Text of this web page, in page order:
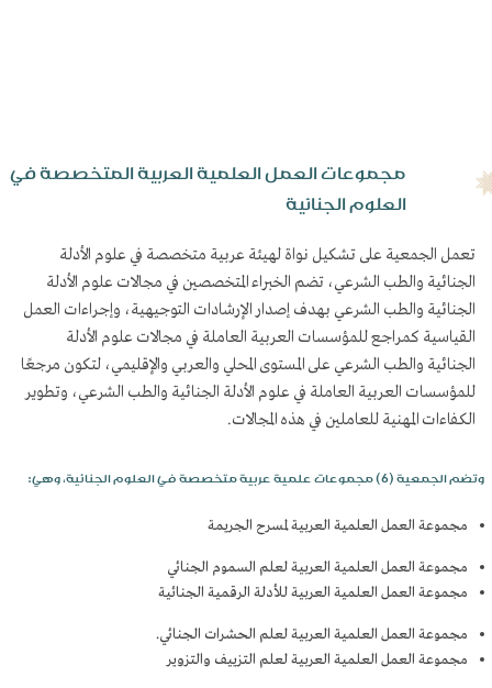
مجموعات العمل العلمية العربية المتخصصة في
العلوم الجنائية
تعمل الجمعية على تشكيل نواة لهيئة عربية متخصصة في علوم الأدلة
الجنائية والطب الشرعي، تضم الخبراء المتخصصين في مجالات علوم الأدلة
الجنائية والطب الشرعي بهدف إصدار الإرشادات التوجيهية، وإجراءات العمل
القياسية كمراجع للمؤسسات العربية العاملة في مجالات علوم الأدلة
الجنائية والطب الشرعي على المستوى المحلي والعربي والإقليمي، لتكون مرجعًا
للمؤسسات العربية العاملة في علوم الأدلة الجنائية والطب الشرعي، وتطوير
الكفاءات المهنية للعاملين في هذه المجالات.
:وتضم الجمعية (6) مجموعات علمية عربية متخصصة في العلوم الجنائية، وهي
مجموعة العمل العلمية العربية لمسرح الجريمة
مجموعة العمل العلمية العربية لعلم السموم الجنائي
مجموعة العمل العلمية العربية للأدلة الرقمية الجنائية​​
مجموعة العمل العلمية العربية لعلم الحشرات الجنائي.
مجموعة العمل العلمية العربية لعلم التزييف والتزوير